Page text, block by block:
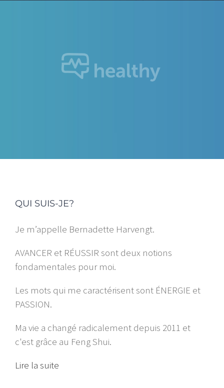
QUI SUIS-JE?
Je m’appelle Bernadette Harvengt.
AVANCER et RÉUSSIR sont deux notions
fondamentales pour moi.
Les mots qui me caractérisent sont ÉNERGIE et
PASSION.
Ma vie a changé radicalement depuis 2011 et
c'est grâce au Feng Shui.
Lire la suite